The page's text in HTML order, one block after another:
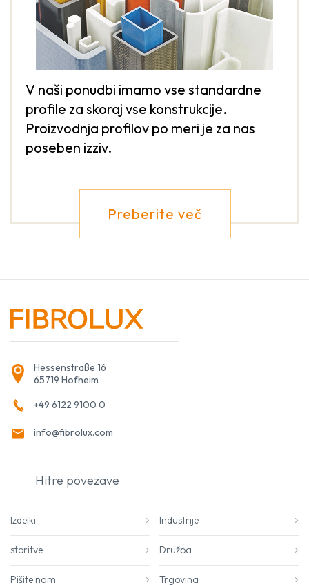
V naši ponudbi imamo vse standardne
profile za skoraj vse konstrukcije.
Proizvodnja profilov po meri je za nas
poseben izziv.
Preberite več
Hessenstraße 16
65719 Hofheim
+49 6122 9100 0
info@fibrolux.com
Hitre povezave
Izdelki Industrije
storitve Družba
Pišite nam Trgovina